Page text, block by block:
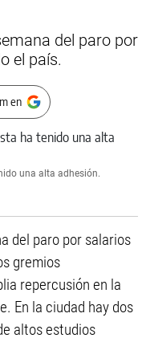
del paro por
el país.
en
una alta adhesión.
del paro por salarios
gremios
repercusión en la
En la ciudad hay dos
altos estudios